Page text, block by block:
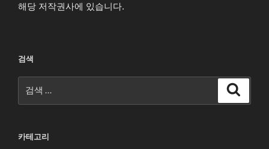
해당 저작권사에 있습니다.
검색
색:
카테고리